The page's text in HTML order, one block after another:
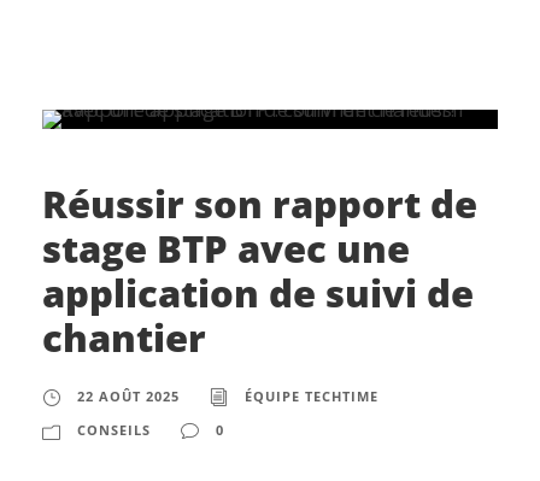
Réussir son rapport de
stage BTP avec une
application de suivi de
chantier
22 AOÛT 2025
ÉQUIPE TECHTIME
CONSEILS
0